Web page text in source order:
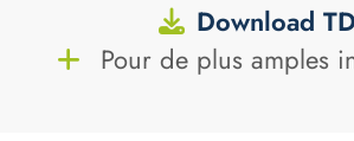
Download
Pour de plus amples